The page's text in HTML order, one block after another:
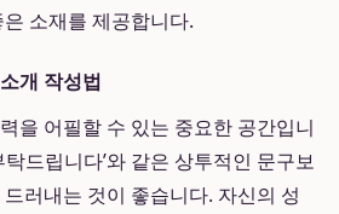
소재를 제공합니다.
개 작성법
을 어필할 수 있는 중요한 공간입니
탁드립니다’와 같은 상투적인 문구보
러내는 것이 좋습니다. 자신의 성